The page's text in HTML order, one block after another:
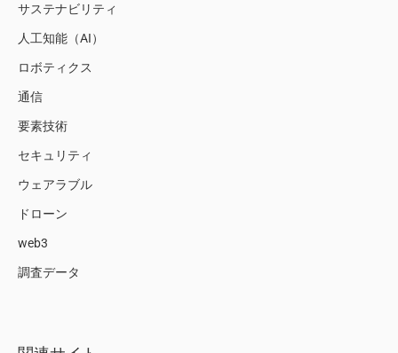
サステナビリティ
人工知能（AI）
ロボティクス
通信
要素技術
セキュリティ
ウェアラブル
ドローン
web3
調査データ